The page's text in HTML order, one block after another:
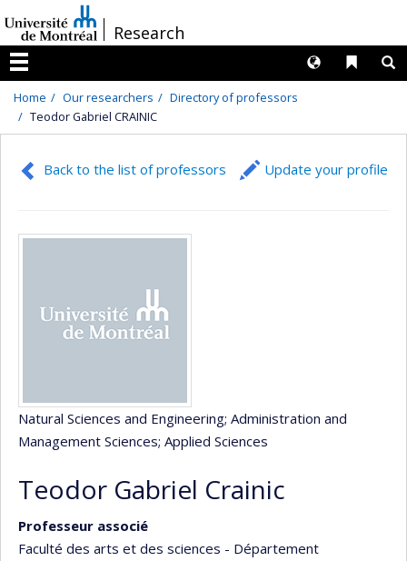
au
contenu
/Research
Menu
Liens
Langues
Home Our researchers
Directory of professors
Teodor Gabriel CRAINIC
Back to the list of professors Update your profile
Natural Sciences and Engineering; Administration and
Management Sciences; Applied Sciences
Teodor Gabriel Crainic
Professeur associé
Faculté des arts et des sciences - Département